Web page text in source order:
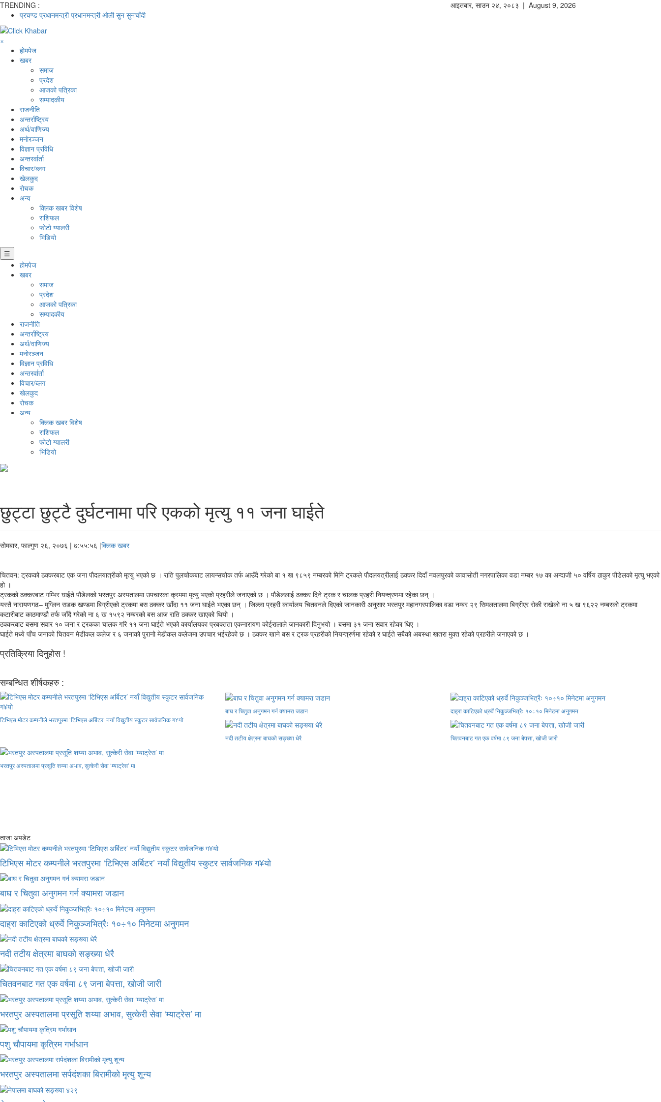
TRENDING :
प्रचण्ड प्रधानमन्त्री प्रधानमन्त्री ओली सुन सुनचाँदी
आइतबार, साउन २४, २०८३ | August 9, 2026
×
होमपेज
खबर
समाज
प्रदेश
आजको पत्रिका
सम्पादकीय
राजनीति
अन्तर्राष्ट्रिय
अर्थ/वाणिज्य
मनाेरञ्जन
विज्ञान प्रविधि
अन्तरर्वार्ता
विचार/ब्लग
खेलकुद
रोचक
अन्य
क्लिक खबर विशेष
राशिफल
फोटो ग्यालरी
भिडियो
☰
होमपेज
खबर
समाज
प्रदेश
आजको पत्रिका
सम्पादकीय
राजनीति
अन्तर्राष्ट्रिय
अर्थ/वाणिज्य
मनाेरञ्जन
विज्ञान प्रविधि
अन्तरर्वार्ता
विचार/ब्लग
खेलकुद
रोचक
अन्य
क्लिक खबर विशेष
राशिफल
फोटो ग्यालरी
भिडियो
छुट्टा छुट्टै दुर्घटनामा परि एकको मृत्यु ११ जना घाईते
सोमबार, फाल्गुण २६, २०७६ | ७:५५:५६ |क्लिक खबर
चितवन: ट्रकको ठक्करबाट एक जना पौदलयात्रीको मृत्यु भएको छ । राति पुलचोकबाट लायन्सचोक तर्फ आउँदै गरेको बा १ ख ९८५९ नम्बरको मिनि ट्रकले पौदलयत्रीलाई ठक्कर दिदाँ नवलपुरको कावासोती नगरपालिका वडा नम्बर १७ का अन्दाजी ५० वर्षिय ठाकुर पौडेलको मृत्यु भएको
हो ।
ट्रकको ठक्करबाट गम्भिर घाईते पौडेलको भरतपुर अस्पतालमा उपचारका क्रममा मृत्यु भएको प्रहरीले जनाएको छ । पौडेललाई ठक्कर दिने ट्रक र चालक प्रहरी नियन्त्रणमा रहेका छन् ।
यस्तै नारायणगढ– मुग्लिन सडक खण्डमा बिग्रीएको ट्रकमा बस ठक्कर खाँदा ११ जना घाईते भएका छन् । जिल्ला प्रहरी कार्यालय चितवनले दिएको जानकारी अनुसार भरतपुर महानगरपालिका वडा नम्बर २९ सिमलतालमा बिग्रीएर रोकी राखेको ना ५ ख ९६२२ नम्बरको ट्रकमा
कटारीबाट काठमाण्डौ तर्फ जाँदै गरेको ना ६ ख १५९२ नम्बरको बस आज राति ठक्कर खाएको थियो ।
ठक्करबाट बसमा सवार १० जना र ट्रकका चालक गरि ११ जना घाईते भएको कार्यालयका प्रबक्तता एकनारायण कोईरालाले जानकारी दिनुभयो । बसमा ३१ जना सवार रहेका थिए ।
घाईते मध्ये पाँच जनाको चितवन मेडीकल कलेज र ६ जनाको पुरानो मेडीकल कलेजमा उपचार भईरहेको छ । ठक्कर खाने बस र ट्रक प्रहरीको नियन्त्रर्णमा रहेको र घाईते सबैको अबस्था खतरा मुक्त रहेको प्रहरीले जनाएको छ ।
प्रतिक्रिया दिनुहोस !
सम्बन्धित शीर्षकहरु :
टिभिएस मोटर कम्पनीले भरतपुरमा ‘टिभिएस अर्बिटर’ नयाँ विद्युतीय स्कुटर सार्वजनिक ग¥यो
बाघ र चितुवा अनुगमन गर्न क्यामरा जडान दाह्रा काटिएको ध्रुर्वे निकुञ्जभित्रैः १०÷१० मिनेटमा अनुगमन
नदी तटीय क्षेत्रमा बाघको सङ्ख्या धेरै चितवनबाट गत एक वर्षमा ८९ जना बेपत्ता, खोजी जारी
भरतपुर अस्पतालमा प्रसूति शय्या अभाव, सुत्केरी सेवा ‘म्याट्रेस’ मा
ताजा अपडेट
टिभिएस मोटर कम्पनीले भरतपुरमा ‘टिभिएस अर्बिटर’ नयाँ विद्युतीय स्कुटर सार्वजनिक ग¥यो
बाघ र चितुवा अनुगमन गर्न क्यामरा जडान
दाह्रा काटिएको ध्रुर्वे निकुञ्जभित्रैः १०÷१० मिनेटमा अनुगमन
नदी तटीय क्षेत्रमा बाघको सङ्ख्या धेरै
चितवनबाट गत एक वर्षमा ८९ जना बेपत्ता, खोजी जारी
भरतपुर अस्पतालमा प्रसूति शय्या अभाव, सुत्केरी सेवा ‘म्याट्रेस’ मा
पशु चौपायमा कृत्रिम गर्भाधान
भरतपुर अस्पतालमा सर्पदंशका बिरामीको मृत्यु शून्य